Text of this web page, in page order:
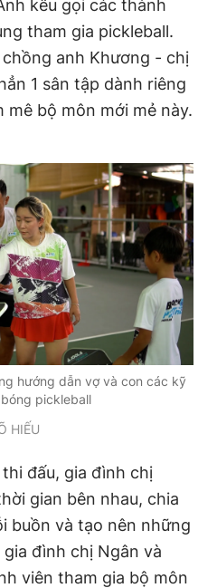
kêu gọi các thành
tham gia pickleball.
anh Khương - chị
1 sân tập dành riêng
bộ môn mới mẻ này.
hướng dẫn vợ và con các kỹ
pickleball
HIẾU
đấu, gia đình chị
gian bên nhau, chia
buồn và tạo nên những
đình chị Ngân và
viên tham gia bộ môn